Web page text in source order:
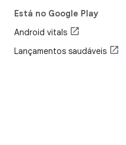
Está no Google Play
Android vitals
Lançamentos saudáveis